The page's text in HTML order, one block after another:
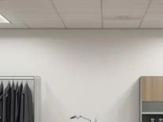
الأعطال
واستعادة
كرسي